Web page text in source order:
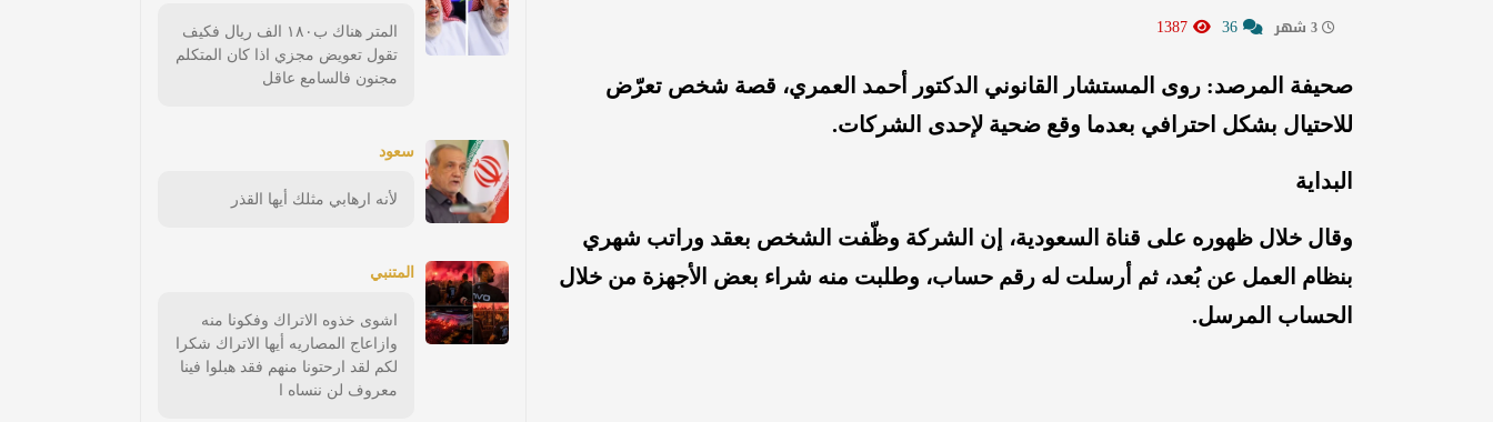
صحيفة المرصد: روى المستشار القانوني الدكتور أحمد العمري، قصة شخص تعرّض
للاحتيال بشكل احترافي بعدما وقع ضحية لإحدى الشركات.
البداية
وقال خلال ظهوره على قناة السعودية، إن الشركة وظّفت الشخص بعقد وراتب شهري
بنظام العمل عن بُعد، ثم أرسلت له رقم حساب، وطلبت منه شراء بعض الأجهزة من خلال
الحساب المرسل.
المتر هناك ب١٨٠ الف ريال فكيف
تقول تعويض مجزي اذا كان المتكلم
مجنون فالسامع عاقل
سعود
لأنه ارهابي مثلك أيها القذر
المتنبي
اشوى خذوه الاتراك وفكونا منه
وازاعاج المصاريه أيها الاتراك شكرا
لكم لقد ارحتونا منهم فقد هبلوا فينا
معروف لن ننساه ا